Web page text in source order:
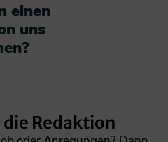
einen
uns
Redaktion